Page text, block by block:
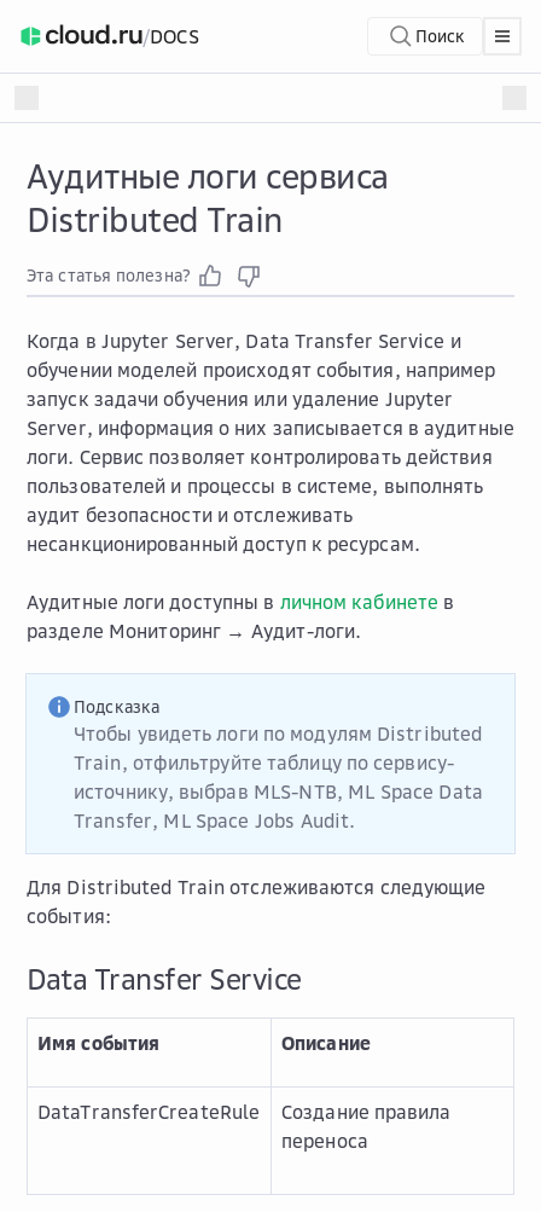
/DOCS Поиск
Аудитные логи сервиса
Distributed Train
Эта статья полезна?
Когда в Jupyter Server, Data Transfer Service и
обучении моделей происходят события, например
запуск задачи обучения или удаление Jupyter
Server, информация о них записывается в аудитные
логи. Сервис позволяет контролировать действия
пользователей и процессы в системе, выполнять
аудит безопасности и отслеживать
несанкционированный доступ к ресурсам.
Аудитные логи доступны в личном кабинете в
разделе Мониторинг → Аудит-логи.
Подсказка
Чтобы увидеть логи по модулям Distributed
Train, отфильтруйте таблицу по сервису-
источнику, выбрав MLS-NTB, ML Space Data
Transfer, ML Space Jobs Audit.
Для Distributed Train отслеживаются следующие
события:
Data Transfer Service
Имя события Описание
DataTransferCreateRule
Создание правила
переноса